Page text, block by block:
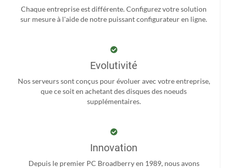
Chaque entreprise est différente. Configurez votre solution
sur mesure à l'aide de notre puissant configurateur en ligne.
Evolutivité
Nos serveurs sont conçus pour évoluer avec votre entreprise,
que ce soit en achetant des disques des noeuds
supplémentaires.
Innovation
Depuis le premier PC Broadberry en 1989, nous avons